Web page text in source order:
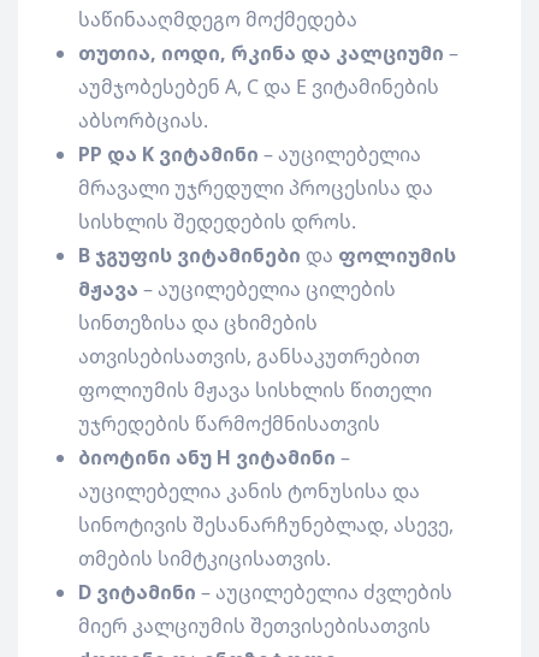
საწინააღმდეგო მოქმედება
თუთია, იოდი, რკინა და კალციუმი –
აუმჯობესებენ A, C და E ვიტამინების
აბსორბციას.
PP და K ვიტამინი – აუცილებელია
მრავალი უჯრედული პროცესისა და
სისხლის შედედების დროს.
B ჯგუფის ვიტამინები და ფოლიუმის
მჟავა – აუცილებელია ცილების
სინთეზისა და ცხიმების
ათვისებისათვის, განსაკუთრებით
ფოლიუმის მჟავა სისხლის წითელი
უჯრედების წარმოქმნისათვის
ბიოტინი ანუ H ვიტამინი –
აუცილებელია კანის ტონუსისა და
სინოტივის შესანარჩუნებლად, ასევე,
თმების სიმტკიცისათვის.
D ვიტამინი – აუცილებელია ძვლების
მიერ კალციუმის შეთვისებისათვის